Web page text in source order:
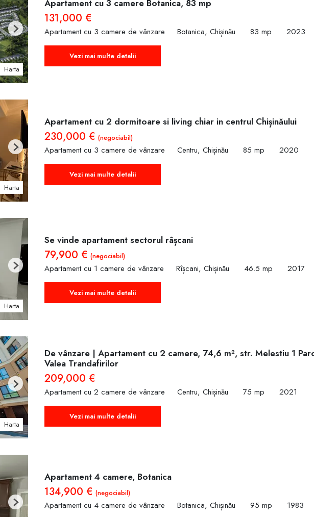
Harta
Next
Apartament cu 3 camere Botanica, 83 mp
131,000 €
Apartament cu 3 camere de vânzare Botanica, Chișinău 83 mp 2023
Vezi mai multe detalii
Harta
Next
Apartament cu 2 dormitoare si living chiar in centrul Chișinăului
230,000 € (negociabil)
Apartament cu 3 camere de vânzare Centru, Chișinău 85 mp 2020
Vezi mai multe detalii
Harta
Next
Se vinde apartament sectorul râșcani
79,900 € (negociabil)
Apartament cu 1 camere de vânzare Rîșcani, Chișinău 46.5 mp 2017
Vezi mai multe detalii
Harta
Next
De vânzare | Apartament cu 2 camere, 74,6 m², str. Melestiu 1
Valea Trandafirilor
209,000 €
Apartament cu 2 camere de vânzare Centru, Chișinău 75 mp 2021
Vezi mai multe detalii
Next
Apartament 4 camere, Botanica
134,900 € (negociabil)
Apartament cu 4 camere de vânzare Botanica, Chișinău 95 mp 1983